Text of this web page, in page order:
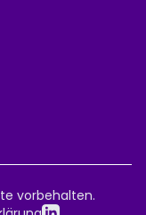
vorbehalten.